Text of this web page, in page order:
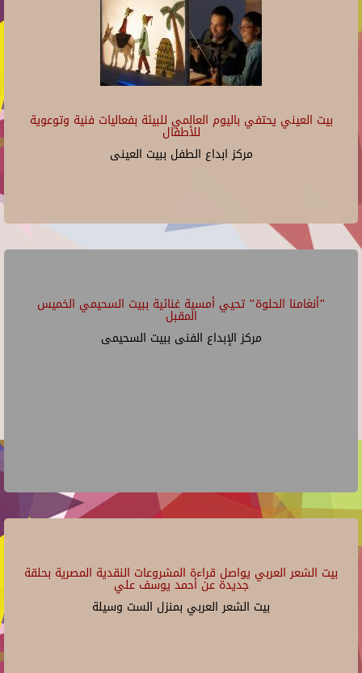
بيت العيني يحتفي باليوم العالمي للبيئة بفعاليات فنية وتوعوية
للأطفال
مركز ابداع الطفل ببيت العينى
"أنغامنا الحلوة" تحيي أمسية غنائية ببيت السحيمي الخميس
المقبل
مركز الإبداع الفنى ببيت السحيمى
بيت الشعر العربي يواصل قراءة المشروعات النقدية المصرية بحلقة
جديدة عن أحمد يوسف علي
بيت الشعر العربي بمنزل الست وسيلة